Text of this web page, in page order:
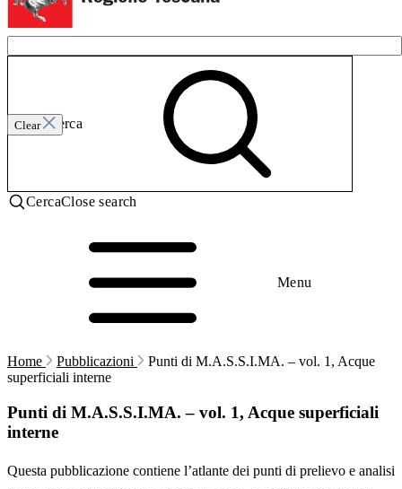
Clear
Invia ricerca
CercaClose search
Menu
Home Pubblicazioni
Punti di M.A.S.S.I.MA. – vol. 1, Acque
superficiali interne
Punti di M.A.S.S.I.MA. – vol. 1, Acque superficiali
interne
Questa pubblicazione contiene l’atlante dei punti di prelievo e analisi